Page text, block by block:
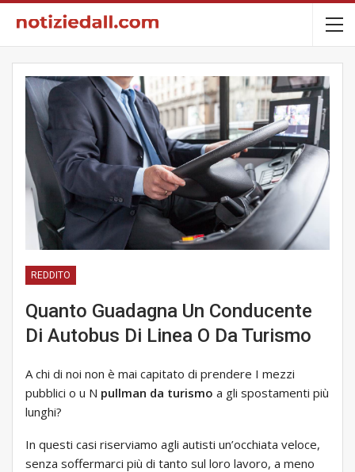
REDDITO
Quanto Guadagna Un Conducente
Di Autobus Di Linea O Da Turismo
A chi di noi non è mai capitato di prendere I mezzi
pubblici o u N pullman da turismo a gli spostamenti più
lunghi?
In questi casi riserviamo agli autisti un’occhiata veloce,
senza soffermarci più di tanto sul loro lavoro, a meno